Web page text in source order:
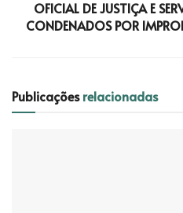
OFICIAL DE JUSTIÇA E
CONDENADOS POR
Publicaçõesrelacionadas